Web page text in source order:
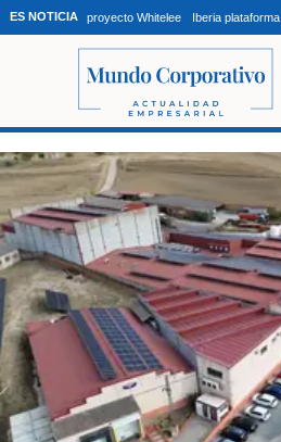
ES NOTICIA proyecto Whitelee Iberia plataforma